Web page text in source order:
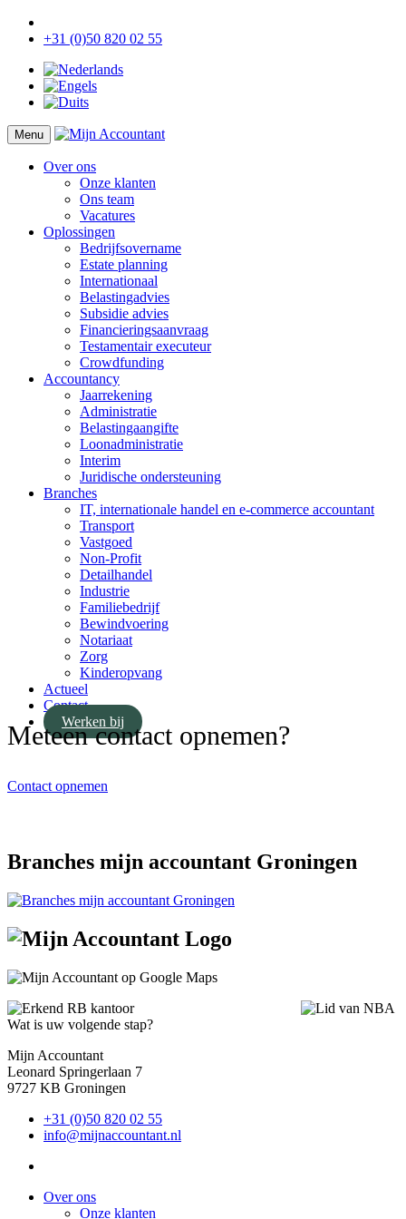
+31 (0)50 820 02 55
Menu
Over ons
Onze klanten
Ons team
Vacatures
Oplossingen
Bedrijfsovername
Estate planning
Internationaal
Belastingadvies
Subsidie advies
Financieringsaanvraag
Testamentair executeur
Crowdfunding
Accountancy
Jaarrekening
Administratie
Belastingaangifte
Loonadministratie
Interim
Juridische ondersteuning
Branches
IT, internationale handel en e-commerce accountant
Transport
Vastgoed
Non-Profit
Detailhandel
Industrie
Familiebedrijf
Bewindvoering
Notariaat
Zorg
Kinderopvang
Actueel
Contact
Werken bij
Meteen contact opnemen?
Contact opnemen
Branches mijn accountant Groningen
Wat is uw volgende stap?
Mijn Accountant
Leonard Springerlaan 7
9727 KB Groningen
+31 (0)50 820 02 55
info@mijnaccountant.nl
Over ons
Onze klanten